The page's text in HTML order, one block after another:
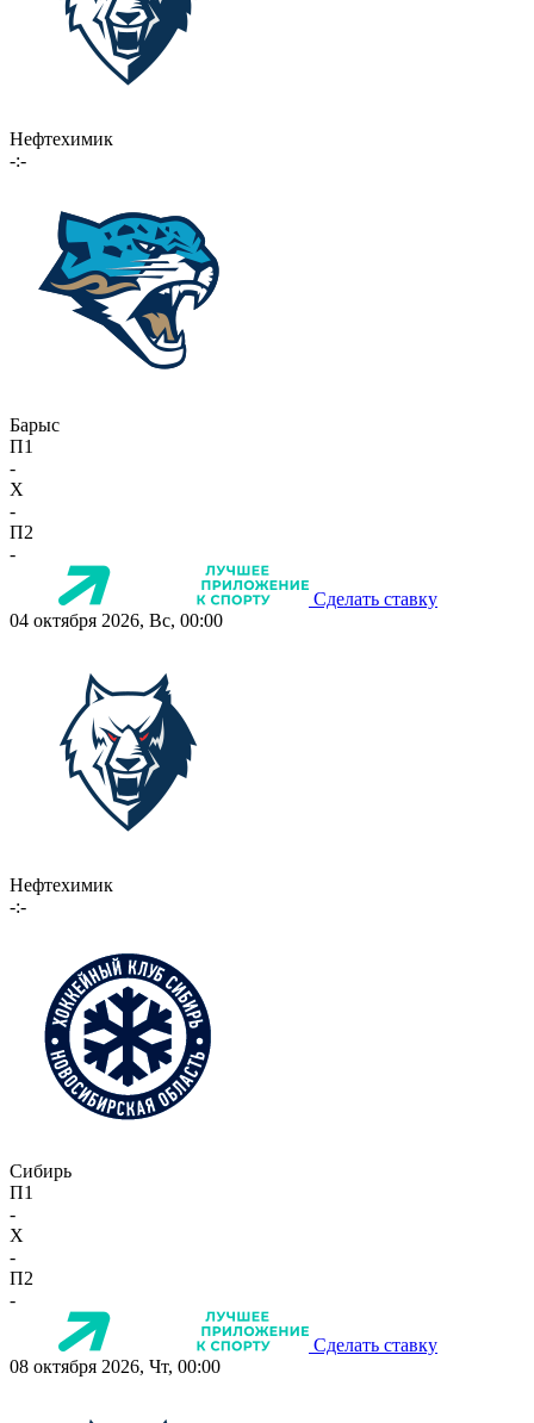
Нефтехимик
-:-
Барыс
П1
-
X
-
П2
-
Сделать ставку
04 октября 2026, Вс, 00:00
Нефтехимик
-:-
Сибирь
П1
-
X
-
П2
-
Сделать ставку
08 октября 2026, Чт, 00:00